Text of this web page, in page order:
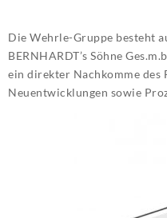
Die Wehrle-Gruppe besteht
BERNHARDT’s Söhne
ein direkter Nachkomme des
Neuentwicklungen sowie